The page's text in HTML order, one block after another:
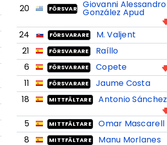
20
FÖRSVARAREGiovanni Alessandro
González Apud
24 FÖRSVARARE
M. Valjent
21
FÖRSVARARE
Raíllo
6
FÖRSVARARE Copete
11 FÖRSVARARE
Jaume Costa
18
MITTFÄLTARE Antonio Sánchez
5 MITTFÄLTARE
Omar Mascarell
8
MITTFÄLTARE
Manu Morlanes